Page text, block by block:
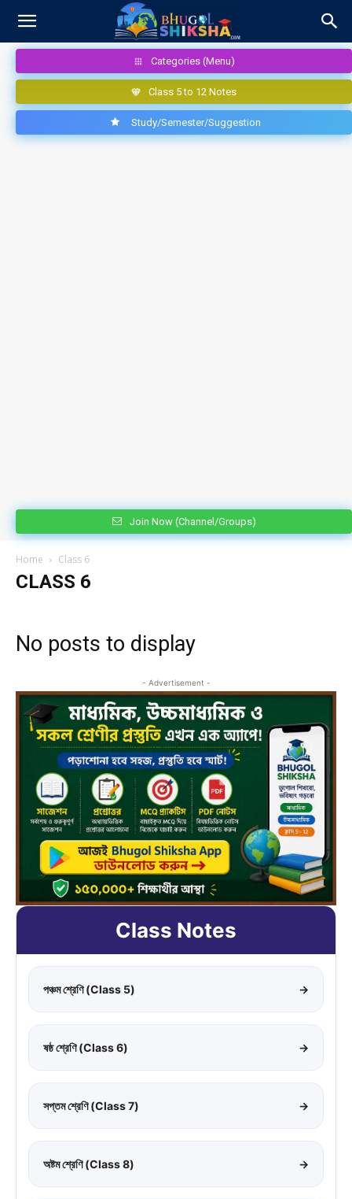
Categories (Menu)
Class 5 to 12 Notes
Study/Semester/Suggestion
Join Now (Channel/Groups)
Home Class 6
CLASS 6
No posts to display
- Advertisement -
Class Notes
পঞ্চম শ্রেণি (Class 5) →
ষষ্ঠ শ্রেণি (Class 6) →
সপ্তম শ্রেণি (Class 7) →
অষ্টম শ্রেণি (Class 8) →